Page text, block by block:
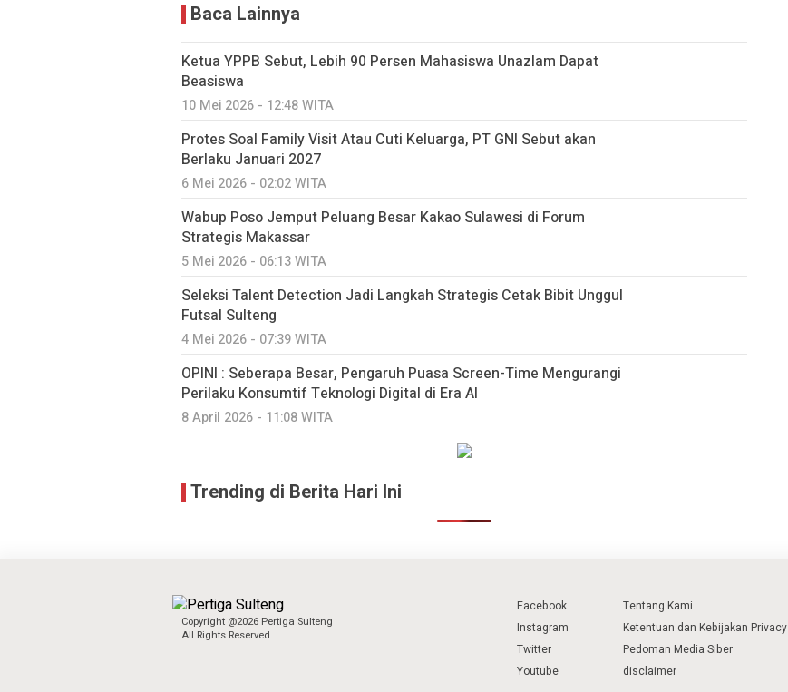
Baca Lainnya
Ketua YPPB Sebut, Lebih 90 Persen Mahasiswa Unazlam Dapat
Beasiswa
10 Mei 2026 - 12:48 WITA
Protes Soal Family Visit Atau Cuti Keluarga, PT GNI Sebut akan
Berlaku Januari 2027
6 Mei 2026 - 02:02 WITA
Wabup Poso Jemput Peluang Besar Kakao Sulawesi di Forum
Strategis Makassar
5 Mei 2026 - 06:13 WITA
Seleksi Talent Detection Jadi Langkah Strategis Cetak Bibit Unggul
Futsal Sulteng
4 Mei 2026 - 07:39 WITA
OPINI : Seberapa Besar, Pengaruh Puasa Screen-Time Mengurangi
Perilaku Konsumtif Teknologi Digital di Era AI
8 April 2026 - 11:08 WITA
Trending di Berita Hari Ini
Copyright @2026 Pertiga Sulteng
All Rights Reserved
Facebook
Instagram
Twitter
Youtube
Tentang Kami
Ketentuan dan Kebijakan Privacy
Pedoman Media Siber
disclaimer